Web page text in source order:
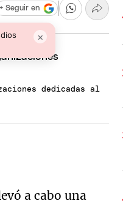
×
+ Seguir en
dedicadas al
a cabo una